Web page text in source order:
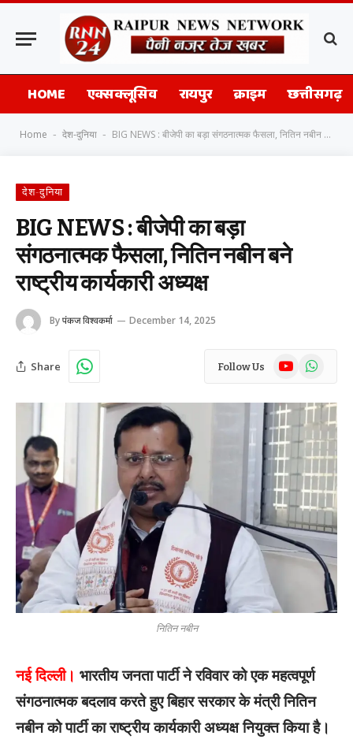
HOME एक्सक्लूसिव रायपुर क्राइम छत्तीसगढ़
Home - देश-दुनिया - BIG NEWS : बीजेपी का बड़ा संगठनात्मक फैसला, नितिन नबीन बने राष्ट्रीय कार्यकारी अध्यक्ष
देश-दुनिया
BIG NEWS : बीजेपी का बड़ा
संगठनात्मक फैसला, नितिन नबीन बने
राष्ट्रीय कार्यकारी अध्यक्ष
Byपंकज विश्वकर्मा December 14, 2025
Share Follow Us YouTubeWhatsApp
नितिन नबीन
नई दिल्ली। भारतीय जनता पार्टी ने रविवार को एक महत्वपूर्ण
संगठनात्मक बदलाव करते हुए बिहार सरकार के मंत्री नितिन
नबीन को पार्टी का राष्ट्रीय कार्यकारी अध्यक्ष नियुक्त किया है।